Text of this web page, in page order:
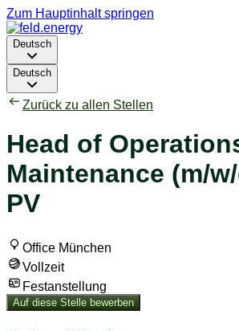
Zum Hauptinhalt springen
Deutsch
Deutsch
Zurück zu allen Stellen
Head of
Maintenance (m/
PV
Office München
Vollzeit
Festanstellung
Auf diese Stelle bewerben